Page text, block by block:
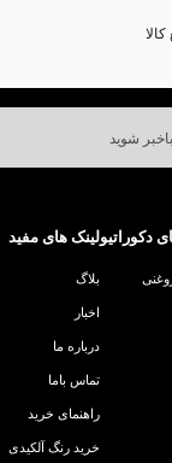
دکوراتیولینک های مفید
بلاگ
اخبار
درباره ما
تماس باما
راهنمای خرید
خرید رنگ آلکیدی